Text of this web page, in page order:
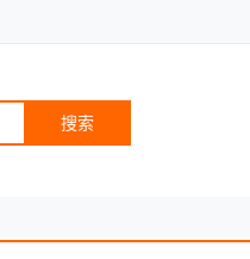
搜索